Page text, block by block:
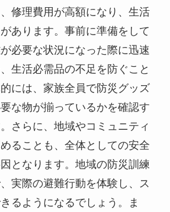
修理費用が高額になり、生活
あります。事前に準備をして
必要な状況になった際に迅速
生活必需品の不足を防ぐこと
には、家族全員で防災グッズ
な物が揃っているかを確認す
さらに、地域やコミュニティ
ることも、全体としての安全
となります。地域の防災訓練
実際の避難行動を体験し、ス
るようになるでしょう。ま